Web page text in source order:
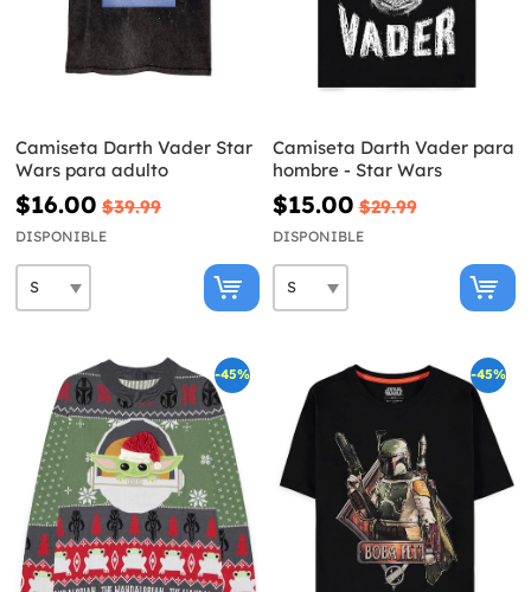
Camiseta Darth Vader Star
Wars para adulto
$16.00 $39.99
DISPONIBLE
Camiseta Darth Vader para
hombre - Star Wars
$15.00 $29.99
DISPONIBLE
-45% -45%